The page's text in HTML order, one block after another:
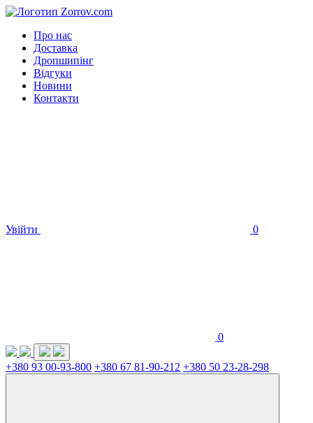
Про нас
Доставка
Дропшипінг
Відгуки
Новини
Контакти
Увійти 0
0
+380 93 00-93-800 +380 67 81-90-212 +380 50 23-28-298